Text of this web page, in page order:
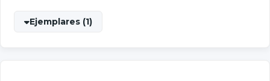
Ejemplares (1)